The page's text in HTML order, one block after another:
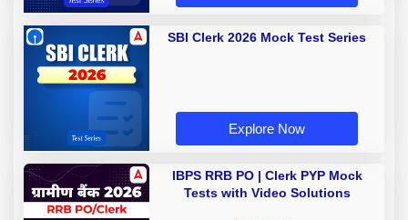
SBI Clerk 2026 Mock Test Series
Explore Now
IBPS RRB PO | Clerk PYP Mock
Tests with Video Solutions